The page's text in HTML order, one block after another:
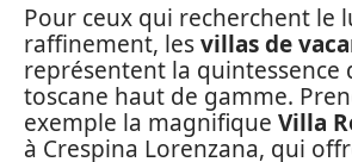
Pour ceux qui recherchent le
raffinement, lesvillas de
représentent la quintessence
toscane haut de gamme.
exemple la magnifique Villa
à Crespina Lorenzana, qui